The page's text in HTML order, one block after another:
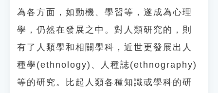
為各方面，如動機、學習等，遂成為心理
學，仍然在發展之中。對人類研究的，則
有了人類學和相關學科，近世更發展出人
種學(ethnology)、人種誌(ethnography)
等的研究。比起人類各種知識或學科的研